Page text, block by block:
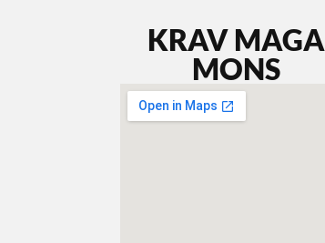
KRAV MAGA
MONS